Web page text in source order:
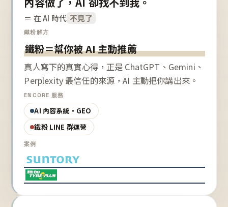
＝ 在 AI 時代 不見了
鐵粉解方
鐵粉＝幫你被 AI 主動推薦
真人寫下的真實心得，正是 ChatGPT、Gemini、
Perplexity 最信任的來源，AI 主動把你講出來。
ENCORE 服務
AI 內容系統・GEO
鐵粉 LINE 群運營
案例